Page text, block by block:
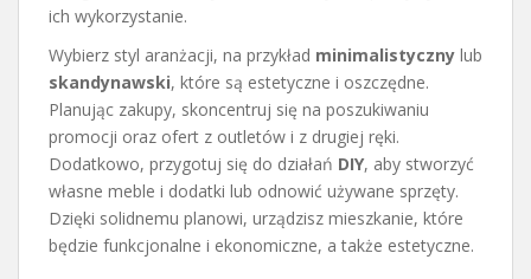
ich wykorzystanie.
Wybierz styl aranżacji, na przykład minimalistyczny lub
skandynawski, które są estetyczne i oszczędne.
Planując zakupy, skoncentruj się na poszukiwaniu
promocji oraz ofert z outletów i z drugiej ręki.
Dodatkowo, przygotuj się do działań DIY, aby stworzyć
własne meble i dodatki lub odnowić używane sprzęty.
Dzięki solidnemu planowi, urządzisz mieszkanie, które
będzie funkcjonalne i ekonomiczne, a także estetyczne.